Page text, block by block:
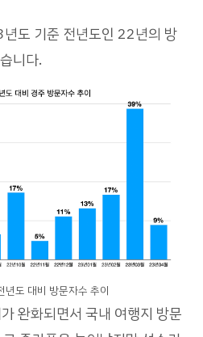
도 기준 전년도인 22년의 방
니다.
도 대비 방문자수 추이
완화되면서 국내 여행지 방문